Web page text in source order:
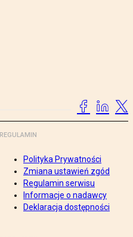
REGULAMIN
Polityka Prywatności
Zmiana ustawień zgód
Regulamin serwisu
Informacje o nadawcy
Deklaracja dostępności